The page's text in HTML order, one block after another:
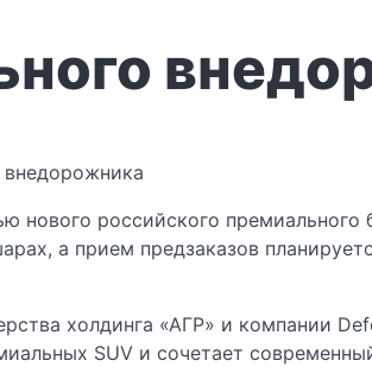
российского премиального
а прием предзаказов
холдинга «АГР» и компании
SUV и сочетает